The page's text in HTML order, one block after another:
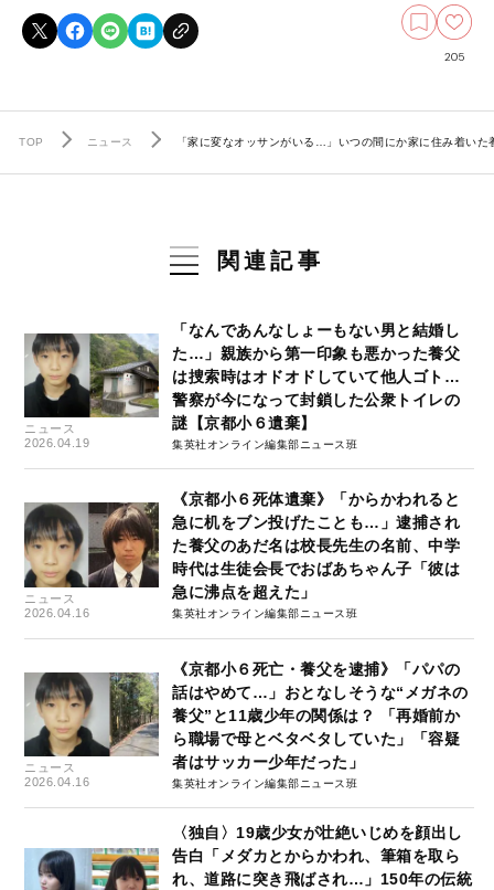
205
TOP ニュース 「家に変なオッサンがいる…」いつの間にか家に住み着い
関連記事
ニュース
2026.04.19
「なんであんなしょーもない男と結婚し
た…」親族から第一印象も悪かった養父
は捜索時はオドオドしていて他人ゴト…
警察が今になって封鎖した公衆トイレの
謎【京都小６遺棄】
集英社オンライン編集部ニュース班
ニュース
2026.04.16
《京都小６死体遺棄》「からかわれると
急に机をブン投げたことも…」逮捕され
た養父のあだ名は校長先生の名前、中学
時代は生徒会長でおばあちゃん子「彼は
急に沸点を超えた」
集英社オンライン編集部ニュース班
ニュース
2026.04.16
《京都小６死亡・養父を逮捕》「パパの
話はやめて…」おとなしそうな“メガネの
養父”と11歳少年の関係は？ 「再婚前か
ら職場で母とベタベタしていた」「容疑
者はサッカー少年だった」
集英社オンライン編集部ニュース班
〈独自〉19歳少女が壮絶いじめを顔出し
告白「メダカとからかわれ、筆箱を取ら
れ、道路に突き飛ばされ…」150年の伝統